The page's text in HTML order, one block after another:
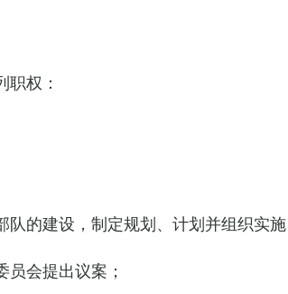
权：
队的建设，制定规划、计划并组织实
会提出议案；